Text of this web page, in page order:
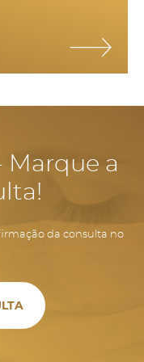
vez por dia e
Marque a
da consulta no